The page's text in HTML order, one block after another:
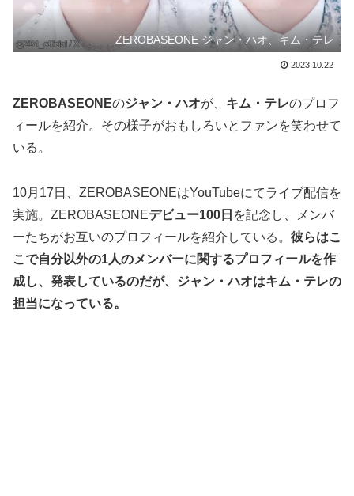
ZEROBASEONE ジャン・ハオ、キム・テレ
2023.10.22
ZEROBASEONEのジャン・ハオが、 キム・テレのプロフ
ィールを紹介。その様子がおもしろいとファンを笑わせて
いる。
10月17日、ZEROBASEONEはYouTubeにてライブ配信を
実施。ZEROBASEONEデビュー100日 を記念し、メンバ
ーたちがお互いのプロフィールを紹介している。 彼らはこ
こで自分以外の1人のメンバーに関するプロフィールを作
成し、発表しているのだが、ジャン・ハオはキム・テレの
担当になっている。